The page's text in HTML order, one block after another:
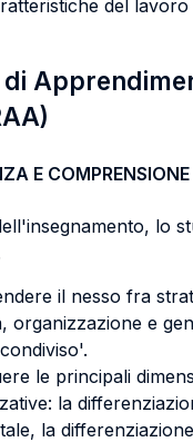
del lavoro
di
E COMPRENSIONE
lo
il nesso fra
organizzazione e
le principali
la
la